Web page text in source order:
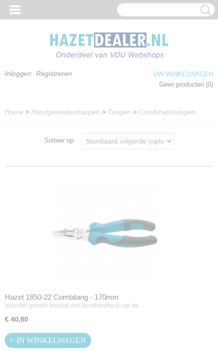
Inloggen Registreren
UW WINKELWAGEN
Geen producten (0)
Home > Handgereedschappen > Tangen > Combinatietangen
Sorteer op:
Hazet 1850-22 Combitang - 170mm
Inductief gehard snijvlak met facetHardheid van de…
€ 40,80
IN WINKELWAGEN